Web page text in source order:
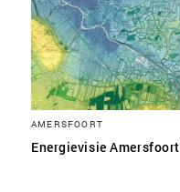
AMERSFOORT
Energievisie Amersfoort